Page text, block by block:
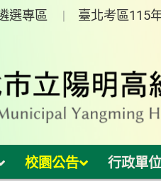
選專區 臺北考區115
校園公告 行政單位